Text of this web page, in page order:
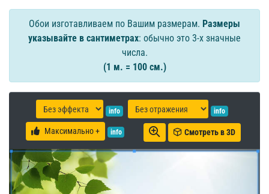
Обои изготавливаем по Вашим размерам. Размеры
указывайте в сантиметрах: обычно это 3-х значные
числа.
(1 м. = 100 см.)
info info
Максимально + info Смотреть в 3D